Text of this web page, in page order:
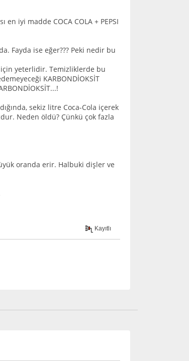
iyi madde COCA COLA + PEPSI
Fayda ise eğer??? Peki nedir bu
yeterlidir. Temizliklerde bu
KARBONDİOKSİT
sekiz litre Coca-Cola içerek
Neden öldü? Çünkü çok fazla
oranda erir. Halbuki dişler ve
Kayıtlı